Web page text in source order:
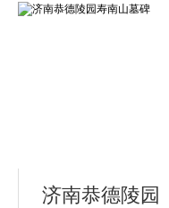
济南恭德陵园